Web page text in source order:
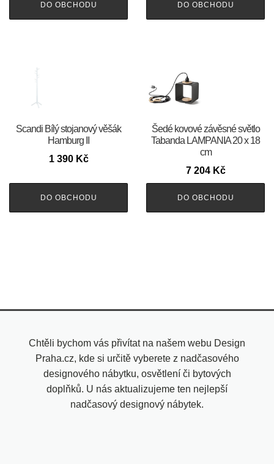
DO OBCHODU DO OBCHODU
Scandi Bílý stojanový věšák
Hamburg II
1 390 Kč
DO OBCHODU
Šedé kovové závěsné světlo
Tabanda LAMPANIA 20 x 18
cm
7 204 Kč
DO OBCHODU
Chtěli bychom vás přivítat na našem webu Design
Praha.cz, kde si určitě vyberete z nadčasového
designového nábytku, osvětlení či bytových
doplňků. U nás aktualizujeme ten nejlepší
nadčasový designový nábytek.